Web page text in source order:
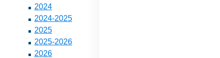
2024
2024-2025
2025
2025-2026
2026